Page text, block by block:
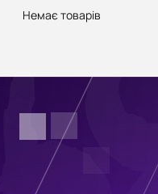
Немає товарів